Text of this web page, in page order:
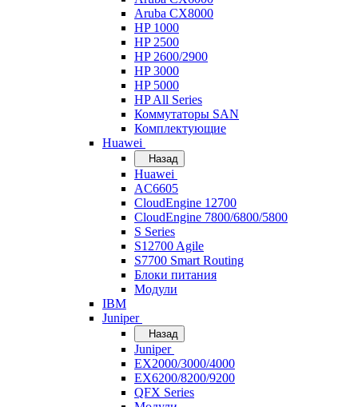
Aruba CX8000
HP 1000
HP 2500
HP 2600/2900
HP 3000
HP 5000
HP All Series
Коммутаторы SAN
Комплектующие
Huawei
Назад
Huawei
AC6605
CloudEngine 12700
CloudEngine 7800/6800/5800
S Series
S12700 Agile
S7700 Smart Routing
Блоки питания
Модули
IBM
Juniper
Назад
Juniper
EX2000/3000/4000
EX6200/8200/9200
QFX Series